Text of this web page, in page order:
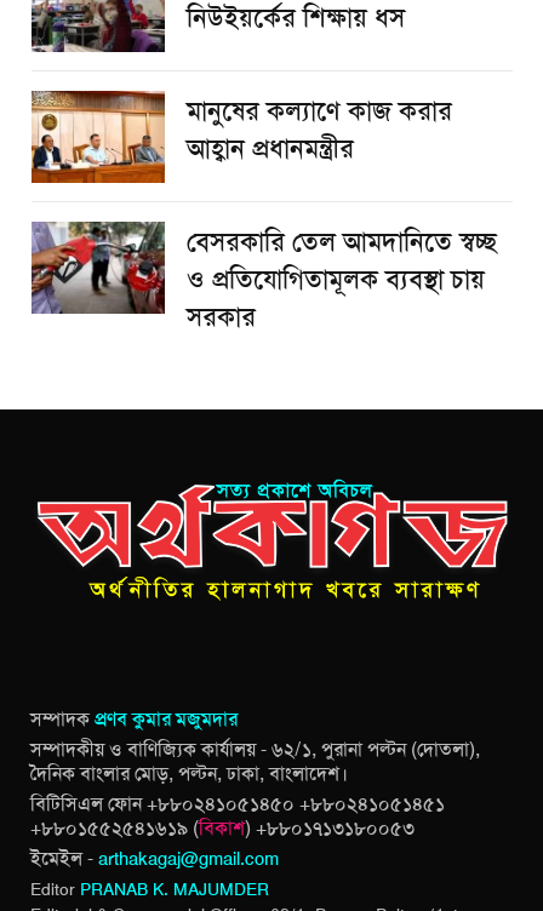
নিউইয়র্কের শিক্ষায় ধস
মানুষের কল্যাণে কাজ করার
আহ্বান প্রধানমন্ত্রীর
বেসরকারি তেল আমদানিতে স্বচ্ছ
ও প্রতিযোগিতামূলক ব্যবস্থা চায়
সরকার
সম্পাদকপ্রণব কুমার মজুমদার
সম্পাদকীয় ও বাণিজ্যিক কার্যালয় - ৬২/১, পুরানা পল্টন (দোতলা),
দৈনিক বাংলার মোড়, পল্টন, ঢাকা, বাংলাদেশ।
বিটিসিএল ফোন +৮৮০২৪১০৫১৪৫০ +৮৮০২৪১০৫১৪৫১
+৮৮০১৫৫২৫৪১৬১৯ (বিকাশ) +৮৮০১৭১৩১৮০০৫৩
ইমেইল - arthakagaj@gmail.com
Editor PRANAB K. MAJUMDER